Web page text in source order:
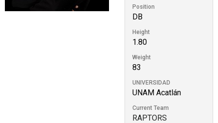
Position
DB
Height
1.80
Weight
83
UNIVERSIDAD
UNAM Acatlán
Current Team
RAPTORS